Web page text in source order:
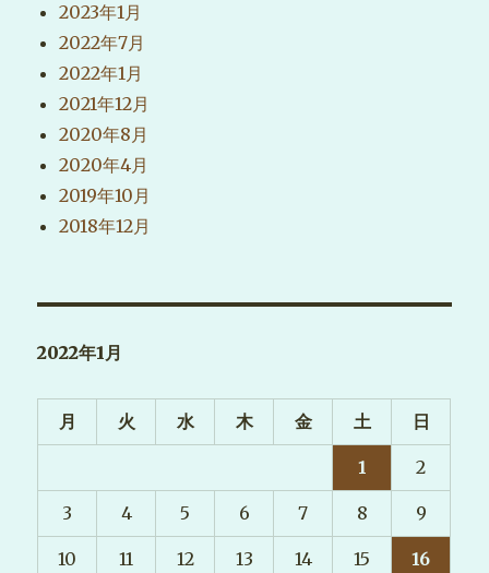
2023年1月
2022年7月
2022年1月
2021年12月
2020年8月
2020年4月
2019年10月
2018年12月
2022年1月
月 火 水 木 金 土 日
1 2
3 4 5 6 7 8 9
10 11 12 13 14 15 16